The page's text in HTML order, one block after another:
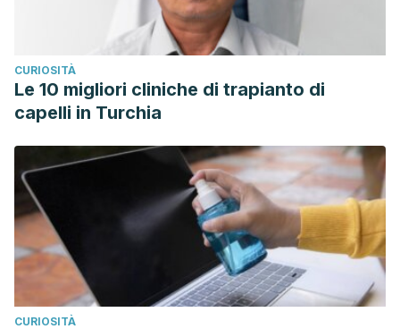
CURIOSITÀ
Le 10 migliori cliniche di trapianto di
capelli in Turchia
CURIOSITÀ